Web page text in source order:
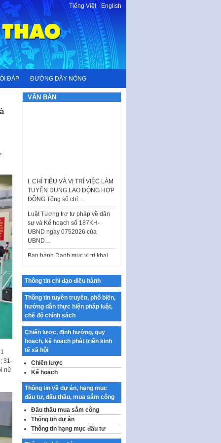
Tiếng Việt-English
ĐÁP ĐƯỜNG DÂY NÓNG
31-
nữ
VĂN BẢN
ĐỒNG Tổng số chỉ…
Luật Tương trợ tư pháp về dân
sự và Kế hoạch số 187KH-
UBND ngày 0752026 của
UBND…
Ban hành Danh mục vị trí khai
thác quảng cáo trên địa bàn
thành phố Hà Nội
chính luận về bảo vệ nền tảng tư
tưởng của Đảng…
Công bố công khai dự toán kinh
phí xây dựng pháp luật, hoàn
thiện thể chế, chính…
Quy định về nghiên cứu, ứng
dụng khoa học, công nghệ, đổi
mới sáng tạo và chuyển…
Quy định chi tiết và hướng dẫn
thi hành một số điều của Luật Lý
lịch tư…
Sửa đổi, bổ sung một số nội
dung tại Nghị quyết số 30/NQ-
CP ngày 24 tháng 02…
Ban hành Chương trình hành
động của Chính phủ thực hiện
Thông tin chỉ đạo điều hành
Thông tin tuyên truyền, phổ biến,
hướng dẫn thực hiện pháp luật,
chế độ chính sách
Chiến lược, định hướng, quy
hoạch, kế hoạch phát triển kinh
tế xã hội
Chiến lược
Kế hoạch
Thông tin về dự án, hạng mục
đầu tư, đấu thầu, mua sắm công
Đấu thầu mua sắm công
Thông tin dự án
Thông tin hạng mục đầu tư